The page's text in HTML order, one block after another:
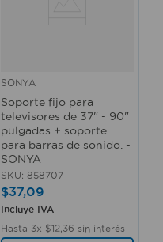
SONYA
Soporte fijo para
televisores de 37" - 90"
pulgadas + soporte
para barras de sonido. -
SONYA
SKU: 858707
$37,09
Incluye IVA
Hasta 3x $12 36 sin interés